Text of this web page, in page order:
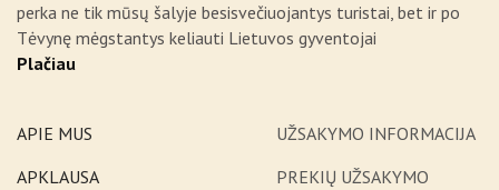
perka ne tik mūsų šalyje besisvečiuojantys turistai, bet ir po
Tėvynę mėgstantys keliauti Lietuvos gyventojai
Plačiau
APIE MUS
APKLAUSA
UŽSAKYMO INFORMACIJA
PREKIŲ UŽSAKYMO